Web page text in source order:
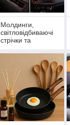
Молдинги,
світловідбиваючі
стрічки та